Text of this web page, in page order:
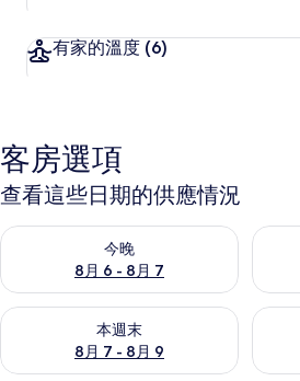
有家的溫度 (6)
客房選項
查看這些日期的供應情況
今晚
8月 6 - 8月 7
查看今晚 (8月 6 - 8月 7) 的供應情況查看
本週末
8月 7 - 8月 9
查看本週末 (8月 7 - 8月 9) 的供應情況
查看